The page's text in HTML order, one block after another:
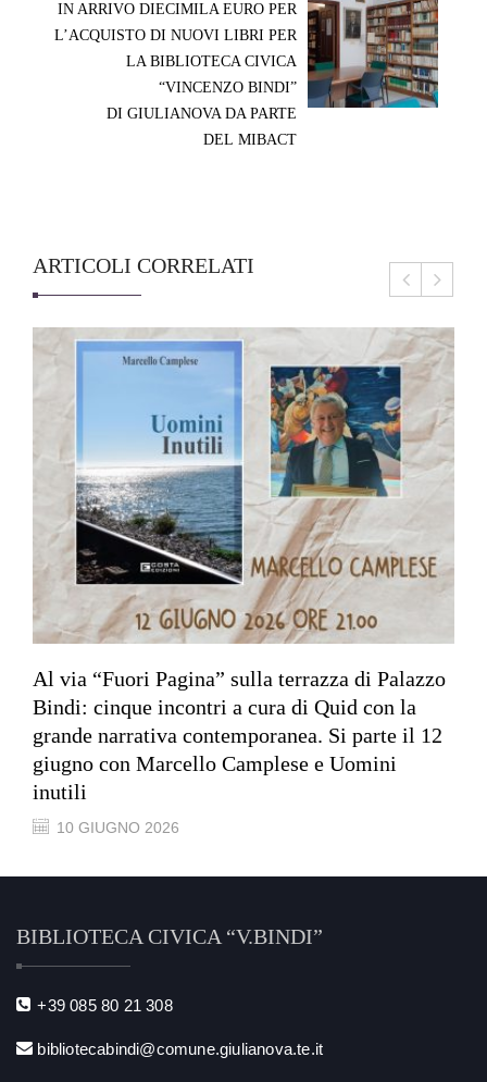
IN ARRIVO DIECIMILA EURO PER
L’ACQUISTO DI NUOVI LIBRI PER
LA BIBLIOTECA CIVICA
“VINCENZO BINDI”
DI GIULIANOVA DA PARTE
DEL MIBACT
ARTICOLI CORRELATI
Al via “Fuori Pagina” sulla terrazza di Palazzo
Bindi: cinque incontri a cura di Quid con la
grande narrativa contemporanea. Si parte il 12
giugno con Marcello Camplese e Uomini
inutili
10 GIUGNO 2026
BIBLIOTECA CIVICA “V.BINDI”
+39 085 80 21 308
bibliotecabindi@comune.giulianova.te.it